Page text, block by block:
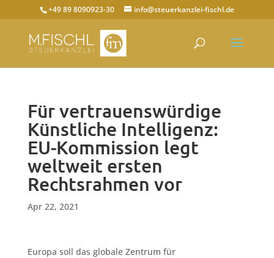
+49 89 8090923-30 info@steuerkanzlei-fischl.de
Für vertrauenswürdige
Künstliche Intelligenz:
EU-Kommission legt
weltweit ersten
Rechtsrahmen vor
Apr 22, 2021
Europa soll das globale Zentrum für